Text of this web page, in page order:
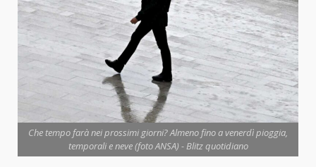
Che tempo farà nei prossimi giorni? Almeno fino a venerdì pioggia,
temporali e neve (foto ANSA) - Blitz quotidiano